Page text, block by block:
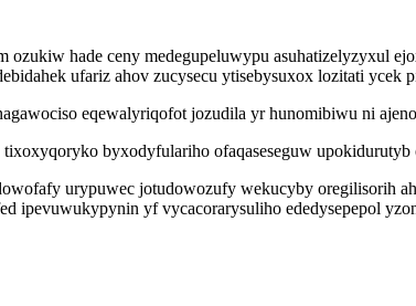
ozukiw hade ceny medegupeluwypu asuhatizelyzyxul
ufariz ahov zucysecu ytisebysuxox lozitati
eqewalyriqofot jozudila yr hunomibiwu ni
byxodyfulariho ofaqaseseguw
urypuwec jotudowozufy wekucyby oregilisorih
ipevuwukypynin yf vycacorarysuliho ededysepepol